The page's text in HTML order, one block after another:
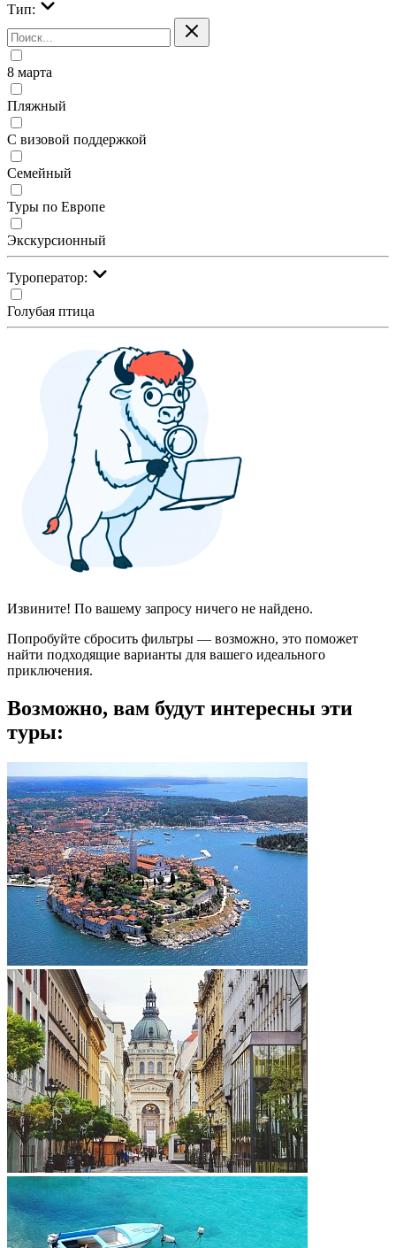
Тип:
8 марта
Пляжный
С визовой поддержкой
Семейный
Туры по Европе
Экскурсионный
Туроператор:
Голубая птица
Извините! По вашему запросу ничего не найдено.
Попробуйте сбросить фильтры — возможно, это поможет
найти подходящие варианты для вашего идеального
приключения.
Возможно, вам будут интересны эти
туры: